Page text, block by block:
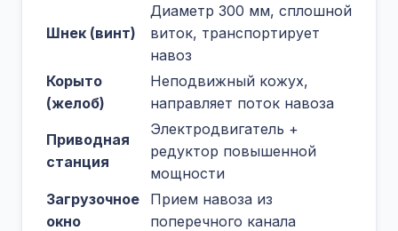
Шнек (винт)
Диаметр 300 мм, сплошной
виток, транспортирует
навоз
Корыто
(желоб)
Неподвижный кожух,
направляет поток навоза
Приводная
станция
Электродвигатель +
редуктор повышенной
мощности
Загрузочное
окно
Прием навоза из
поперечного канала